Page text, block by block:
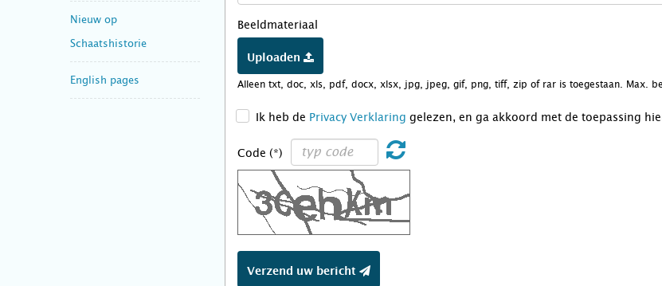
Nieuw op
Schaatshistorie
English pages
Beeldmateriaal
Uploaden
Alleen txt, doc, xls, pdf, docx, xlsx, jpg, jpeg, gif, png, tiff, zip of rar is toegestaan. Max.
Ik heb de Privacy Verklaring gelezen, en ga akkoord met de toepassing
Code (*)
Verzend uw bericht